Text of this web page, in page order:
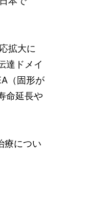
拡大に
達ドメイ
（固形が
命延長や
療につい